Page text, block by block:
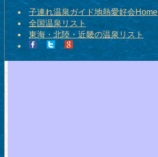
子連れ温泉ガイド地熱愛好会Home
全国温泉リスト
東海・北陸・近畿の温泉リスト